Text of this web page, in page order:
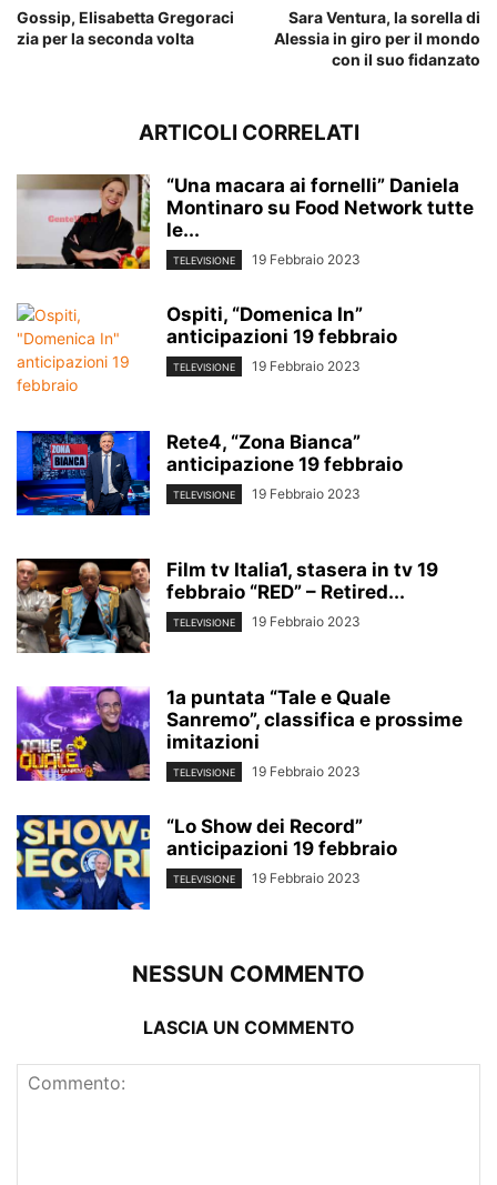
Gossip, Elisabetta Gregoraci
zia per la seconda volta
Sara Ventura, la sorella di
Alessia in giro per il mondo
con il suo fidanzato
ARTICOLI CORRELATI
“Una macara ai fornelli” Daniela
Montinaro su Food Network tutte
le...
TELEVISIONE 19 Febbraio 2023
Ospiti, “Domenica In”
anticipazioni 19 febbraio
TELEVISIONE 19 Febbraio 2023
Rete4, “Zona Bianca”
anticipazione 19 febbraio
TELEVISIONE 19 Febbraio 2023
Film tv Italia1, stasera in tv 19
febbraio “RED” – Retired...
TELEVISIONE 19 Febbraio 2023
1a puntata “Tale e Quale
Sanremo”, classifica e prossime
imitazioni
TELEVISIONE 19 Febbraio 2023
“Lo Show dei Record”
anticipazioni 19 febbraio
TELEVISIONE 19 Febbraio 2023
NESSUN COMMENTO
LASCIA UN COMMENTO